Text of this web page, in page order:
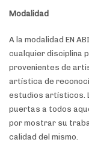
Modalidad
A la modalidad EN
cualquier disciplina
provenientes de
artística de
estudios artísticos.
puertas a todos
por mostrar su
calidad del mismo.